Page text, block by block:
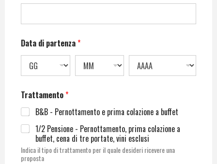
Data di partenza*
Trattamento*
B&B - Pernottamento e prima colazione a buffet
1/2 Pensione - Pernottamento, prima colazione a
buffet, cena di tre portate, vini esclusi
Indica il tipo di trattamento per il quale desideri ricevere una
proposta